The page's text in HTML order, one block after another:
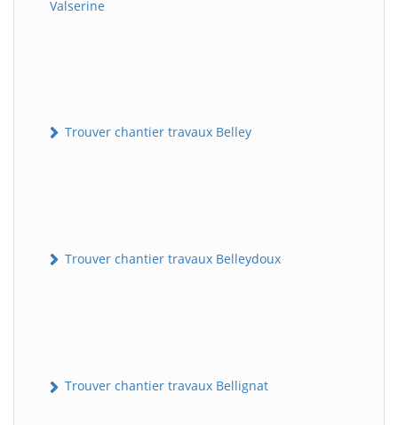
Valserine
Trouver chantier travaux Belley
Trouver chantier travaux Belleydoux
Trouver chantier travaux Bellignat